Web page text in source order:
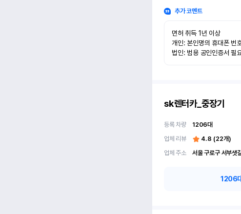
추가 코멘트
면허 취득 1년 이상
개인: 본인명의 휴대폰 번
법인: 범용 공인인증서 필
sk렌터카_중장기
등록 차량 1206대
업체 리뷰
4.8 (22개)
업체 주소
서울 구로구 서부샛
1206